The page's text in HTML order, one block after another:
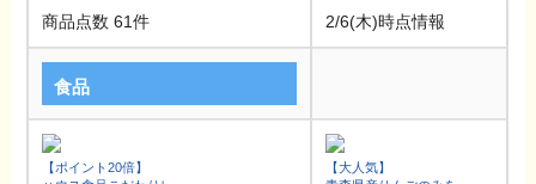
商品点数 61件 2/6(木)時点情報
食品
【ポイント20倍】
【大人気】